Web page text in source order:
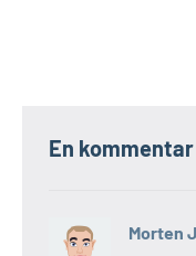
En kommentar
Morten